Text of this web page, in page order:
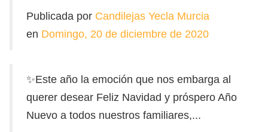
Publicada por Candilejas Yecla Murcia
en Domingo, 20 de diciembre de 2020
✨Este año la emoción que nos embarga al
querer desear Feliz Navidad y próspero Año
Nuevo a todos nuestros familiares,...